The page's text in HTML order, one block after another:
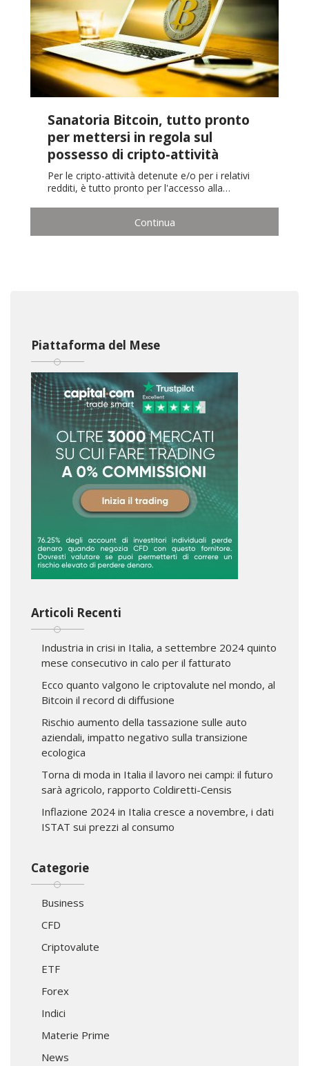
Sanatoria Bitcoin, tutto pronto
per mettersi in regola sul
possesso di cripto-attività
Per le cripto-attività detenute e/o per i relativi
redditi, è tutto pronto per l'accesso alla…
Continua
Piattaforma del Mese
Articoli Recenti
Industria in crisi in Italia, a settembre 2024 quinto
mese consecutivo in calo per il fatturato
Ecco quanto valgono le criptovalute nel mondo, al
Bitcoin il record di diffusione
Rischio aumento della tassazione sulle auto
aziendali, impatto negativo sulla transizione
ecologica
Torna di moda in Italia il lavoro nei campi: il futuro
sarà agricolo, rapporto Coldiretti-Censis
Inflazione 2024 in Italia cresce a novembre, i dati
ISTAT sui prezzi al consumo
Categorie
Business
CFD
Criptovalute
ETF
Forex
Indici
Materie Prime
News